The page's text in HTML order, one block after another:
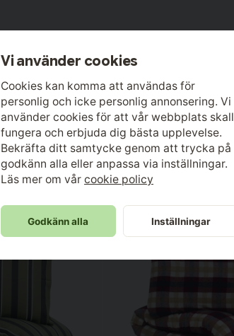
Storsäljare
Vi använder cookies
Cookies kan komma att användas för
personlig och icke personlig annonsering. Vi
använder cookies för att vår webbplats skall
fungera och erbjuda dig bästa upplevelse.
Bekräfta ditt samtycke genom att trycka på
godkänn alla eller anpassa via inställningar.
Läs mer om vår cookie policy
Godkänn alla Inställningar